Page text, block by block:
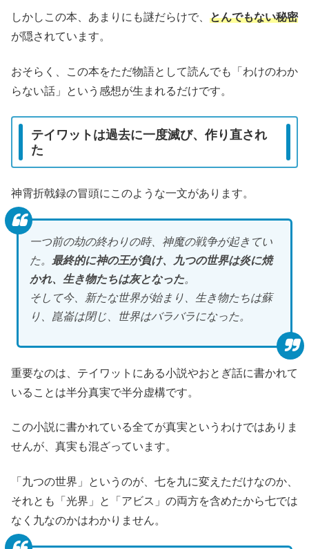
しかしこの本、あまりにも謎だらけで、 とんでもない秘密
が隠されています。
おそらく、この本をただ物語として読んでも「わけのわか
らない話」という感想が生まれるだけです。
テイワットは過去に一度滅び、作り直され
た
神霄折戟録の冒頭にこのような一文があります。
一つ前の劫の終わりの時、神魔の戦争が起きてい
た。
最終的に神の王が負け、九つの世界は炎に焼
かれ、生き物たちは灰となった。
そして今、新たな世界が始まり、生き物たちは蘇
り、崑崙は閉じ、世界はバラバラになった。
重要なのは、テイワットにある小説やおとぎ話に書かれて
いることは半分真実で半分虚構です。
この小説に書かれている全てが真実というわけではありま
せんが、真実も混ざっています。
「九つの世界」というのが、七を九に変えただけなのか、
それとも「光界」と「アビス」の両方を含めたから七では
なく九なのかはわかりません。